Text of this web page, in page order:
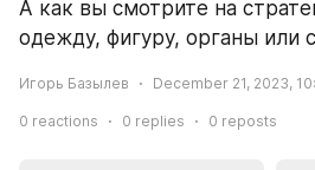
А как вы смотрите на
одежду, фигуру, органы или
Игорь Базылев December 21, 2023,
0 reactions 0 replies 0 reposts